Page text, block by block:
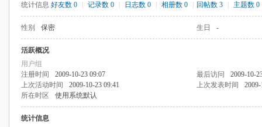
统计信息 好友数 0 记录数 0 日志数 0 相册数 0 回帖数 3 主题数 0
性别 保密 生日 -
活跃概况
用户组
注册时间
2009-10-23 09:07 最后访问
2009-10-
上次活动时间
2009-10-23 09:41 上次发表时间
所在时区
使用系统默认
统计信息